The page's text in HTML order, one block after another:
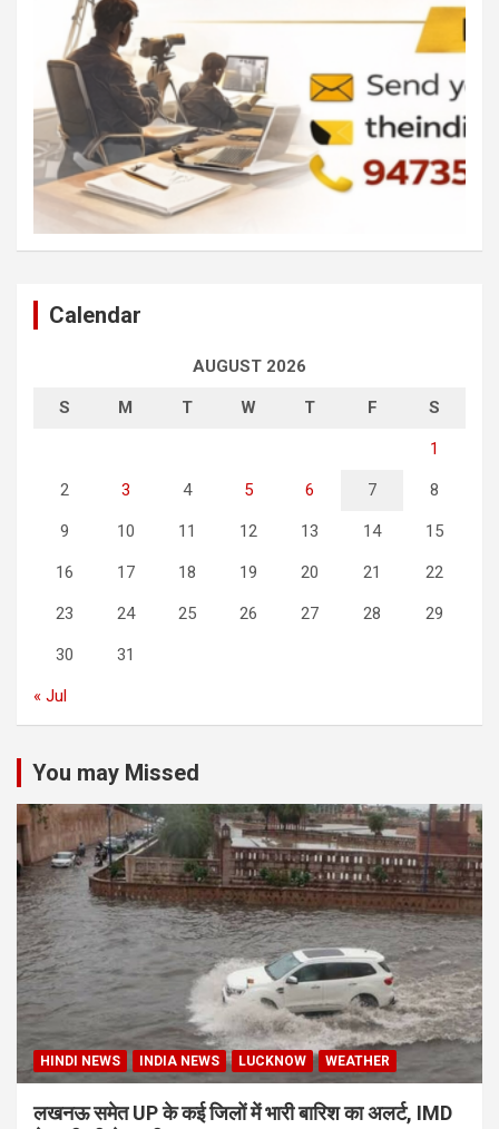
Calendar
AUGUST 2026
S M T W T F S
1
2 3 4 5 6 7 8
9 10 11 12 13 14 15
16 17 18 19 20 21 22
23 24 25 26 27 28 29
30 31
« Jul
You may Missed
HINDI NEWS INDIA NEWS LUCKNOW WEATHER
लखनऊ समेत UP के कई जिलों में भारी बारिश का अलर्ट, IMD